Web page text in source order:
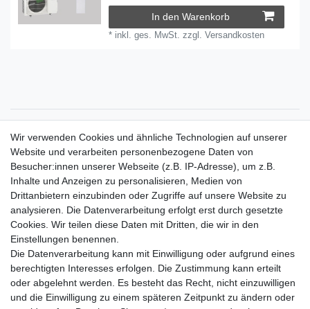
In den Warenkorb
* inkl. ges. MwSt. zzgl.Versandkosten
Versandkosten
Der Weg zur eigenen Klimaanlage
Inbetriebnahme & Serviceleistungen
Für Interessierte aus der Schweiz
Klimaanlage = Wärmepumpe
Hilfe
Bankverbindung:
encliso GmbH
Kreissparkasse Verl
Kto-Nr. 25007352 - BLZ 47853520
BIC/SWIFT: WELADED1WDB
Wir verwenden Cookies und ähnliche Technologien auf unserer
Website und verarbeiten personenbezogene Daten von
Besucher:innen unserer Webseite (z.B. IP-Adresse), um z.B.
Inhalte und Anzeigen zu personalisieren, Medien von
Drittanbietern einzubinden oder Zugriffe auf unsere Website zu
analysieren. Die Datenverarbeitung erfolgt erst durch gesetzte
Cookies. Wir teilen diese Daten mit Dritten, die wir in den
Einstellungen benennen.
Die Datenverarbeitung kann mit Einwilligung oder aufgrund eines
berechtigten Interesses erfolgen. Die Zustimmung kann erteilt
oder abgelehnt werden. Es besteht das Recht, nicht einzuwilligen
und die Einwilligung zu einem späteren Zeitpunkt zu ändern oder